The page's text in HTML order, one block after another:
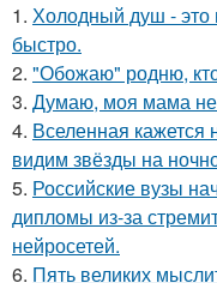
1. Холодный душ - это
быстро.
2. "Обожаю" родню,
3. Думаю, моя мама не
4. Вселенная
видим звёзды на
5. Российские вузы
дипломы из-за
нейросетей.
6. Пять великих